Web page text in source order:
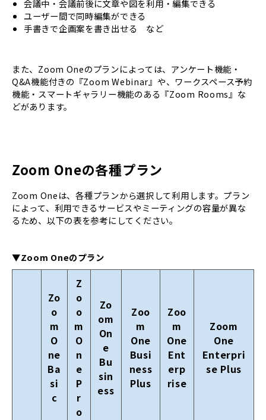
会議中・会議前後に文章や図を利用・編集できる
ユーザー間で同時編集ができる
手書きで企画案を書き出せる など
また、Zoom Oneのプランによっては、アンケート機能・
Q&A機能付きの『Zoom Webinar』や、ワークスペース予約
機能・スマートギャラリー機能のある『Zoom Rooms』な
どがあります。
Zoom Oneの各種プラン
Zoom Oneは、各種プランから選択して利用します。プラン
によって、利用できるサービスやミーティングの容量が異な
るため、以下の表を参考にしてください。
▼Zoom Oneのプラン
Zo
o
m
O
ne
Ba
si
c
Z
o
o
m
O
n
e
P
r
o
Zo
om
On
e
Bu
sin
ess
Zoo
m
One
Busi
ness
Plus
Zoo
m
One
Ent
erp
rise
Zoom
One
Enterpri
se Plus